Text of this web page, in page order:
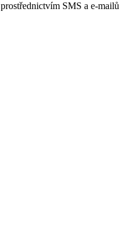
prostřednictvím SMS a e-mailů